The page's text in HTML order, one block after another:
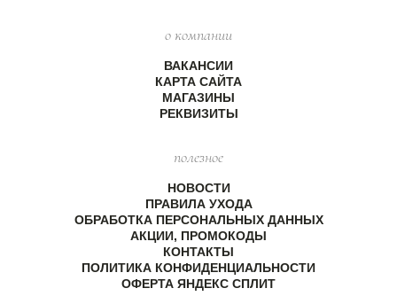
о компании
ВАКАНСИИ
КАРТА САЙТА
МАГАЗИНЫ
РЕКВИЗИТЫ
полезное
НОВОСТИ
ПРАВИЛА УХОДА
ОБРАБОТКА ПЕРСОНАЛЬНЫХ ДАННЫХ
АКЦИИ, ПРОМОКОДЫ
КОНТАКТЫ
ПОЛИТИКА КОНФИДЕНЦИАЛЬНОСТИ
ОФЕРТА ЯНДЕКС СПЛИТ